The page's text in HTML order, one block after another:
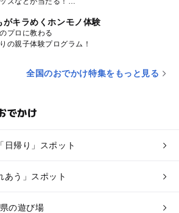
がキラめくホンモノ体験
プロに教わる
の親子体験プログラム！
全国のおでかけ特集をもっと見る
でかけ
日帰り」スポット
あう」スポット
の遊び場